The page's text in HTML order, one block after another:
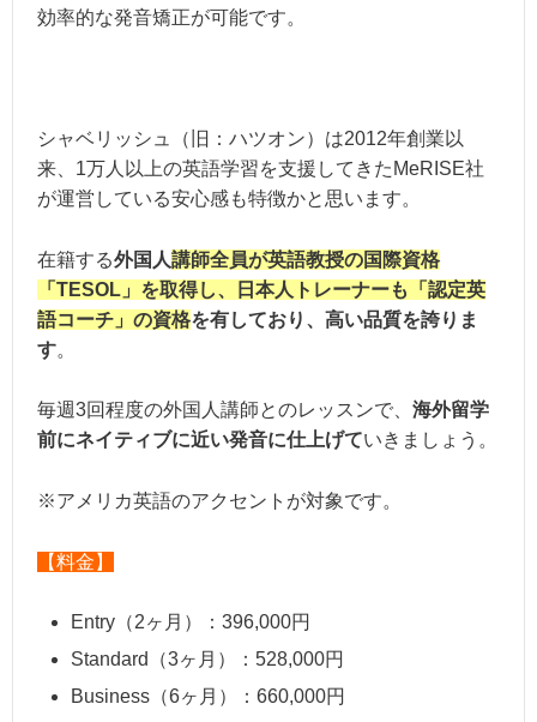
効率的な発音矯正が可能です。
シャベリッシュ（旧：ハツオン）は2012年創業以
来、1万人以上の英語学習を支援してきたMeRISE社
が運営している安心感も特徴かと思います。
在籍する外国人講師全員が英語教授の国際資格
「TESOL」を取得し、日本人トレーナーも「認定英
語コーチ」の資格を有しており、高い品質を誇りま
す。
毎週3回程度の外国人講師とのレッスンで、 海外留学
前にネイティブに近い発音に仕上げていきましょう。
※アメリカ英語のアクセントが対象です。
【料金】
Entry（2ヶ月）：396,000円
Standard（3ヶ月）：528,000円
Business（6ヶ月）：660,000円